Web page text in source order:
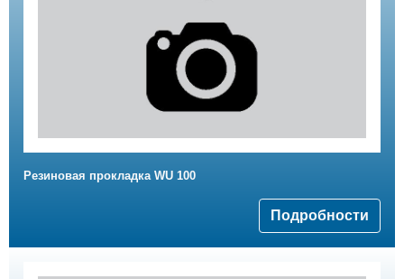
Резиновая прокладка WU 100
Подробности